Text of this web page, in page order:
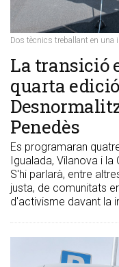
Dos tècnics treballant en una
La transició
quarta
Penedès
Es programaran
Igualada, Vilanova i la
S'hi parlarà, entre
justa, de comunitats
d'activisme davant la